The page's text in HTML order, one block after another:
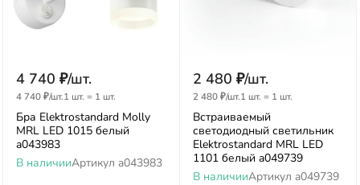
4 740 ₽/шт.
4 740₽/шт.1 шт. = 1 шт.
Бра Elektrostandard Molly
MRL LED 1015 белый
a043983
В наличииАртикул a043983
2 480 ₽/шт.
2 480₽/шт.1 шт. = 1 шт.
Встраиваемый
светодиодный светильник
Elektrostandard MRL LED
1101 белый a049739
В наличииАртикул a049739